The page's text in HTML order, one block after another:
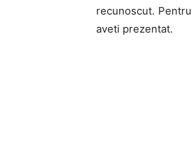
recunoscut.
aveti prezentat.